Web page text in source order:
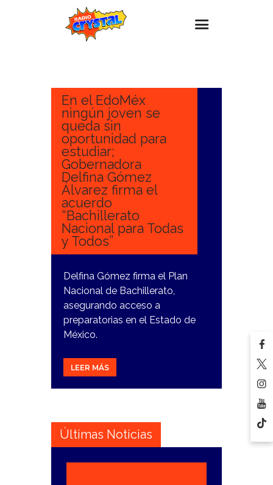
Estaciones
Eventos
Promociones
Noticias
Para ti
Contacto
En el EdoMéx
ningún joven se
queda sin
oportunidad para
estudiar;
Gobernadora
Delfina Gómez
Álvarez firma el
acuerdo
“Bachillerato
Nacional para Todas
y Todos”
Delfina Gómez firma el Plan
Nacional de Bachillerato,
asegurando acceso a
preparatorias en el Estado de
México.
LEER MÁS
Últimas Noticias